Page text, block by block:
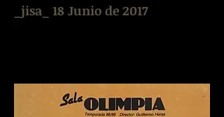
_jisa_ 18 Junio de 2017